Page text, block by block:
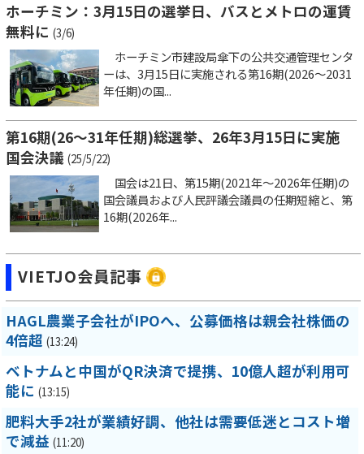
ホーチミン：3月15日の選挙日、バスとメトロの運賃
無料に (3/6)
ホーチミン市建設局傘下の公共交通管理センタ
ーは、3月15日に実施される第16期(2026～2031
年任期)の国...
第16期(26～31年任期)総選挙、26年3月15日に実施
国会決議 (25/5/22)
国会は21日、第15期(2021年～2026年任期)の
国会議員および人民評議会議員の任期短縮と、第
16期(2026年...
VIETJO会員記事
HAGL農業子会社がIPOへ、公募価格は親会社株価の
4倍超 (13:24)
ベトナムと中国がQR決済で提携、10億人超が利用可
能に (13:15)
肥料大手2社が業績好調、他社は需要低迷とコスト増
で減益 (11:20)